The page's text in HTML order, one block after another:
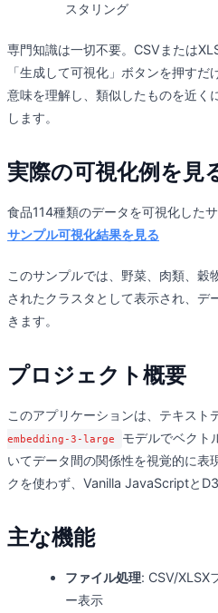
スタリング
専門知識は一切不要。CSVまたは
「生成して可視化」ボタンを押す
意味を理解し、類似したものを近く
します。
実際の可視化例を見
食品114種類のデータを可視化した
サンプル可視化結果を見る
このサンプルでは、野菜、肉類、穀
されたクラスタとして表示され、デ
きます。
プロジェクト概要
このアプリケーションは、テキスト
embedding-3-large
モデルでベクト
いてデータ間の関係性を視覚的に表
クを使わず、Vanilla JavaScriptと
主な機能
ファイル処理: CSV/XLSX
ー表示